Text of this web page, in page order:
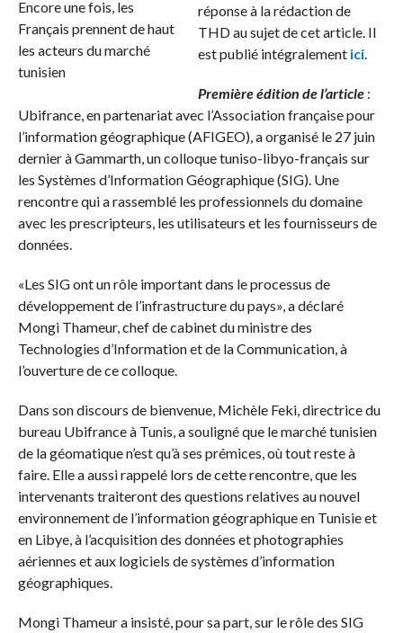
réponse à la rédaction de
THD au sujet de cet article. Il
est publié intégralement ici.
Première édition de l’article:
Ubifrance, en partenariat avec l’Association française pour
l’information géographique (AFIGEO), a organisé le 27 juin
dernier à Gammarth, un colloque tuniso-libyo-français sur
les Systèmes d’Information Géographique (SIG). Une
rencontre qui a rassemblé les professionnels du domaine
avec les prescripteurs, les utilisateurs et les fournisseurs de
données.
«Les SIG ont un rôle important dans le processus de
développement de l’infrastructure du pays», a déclaré
Mongi Thameur, chef de cabinet du ministre des
Technologies d’Information et de la Communication, à
l’ouverture de ce colloque.
Dans son discours de bienvenue, Michèle Feki, directrice du
bureau Ubifrance à Tunis, a souligné que le marché tunisien
de la géomatique n’est qu’à ses prémices, où tout reste à
faire. Elle a aussi rappelé lors de cette rencontre, que les
intervenants traiteront des questions relatives au nouvel
environnement de l’information géographique en Tunisie et
en Libye, à l’acquisition des données et photographies
aériennes et aux logiciels de systèmes d’information
géographiques.
Mongi Thameur a insisté, pour sa part, sur le rôle des SIG